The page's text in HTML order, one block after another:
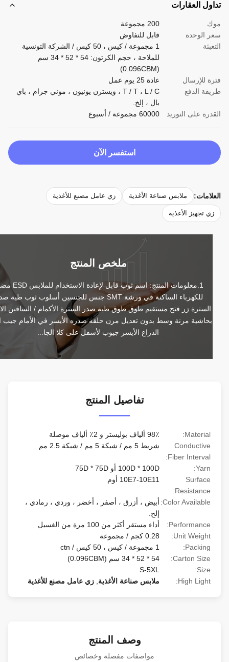
العقارات
الوحدة
قابل للتفاوض
1 مجموعة / كيس ، 50 كيس / الشركة التونسية
للملاحة ، حجم الكرتون: 54 * 52 * 34 سم
للإرسال
الدفع
T / T ، L / C ، ويسترن يونيون ، موني جرام ، باي
بال ، إلخ.
على التوريد
60000 مجموعة / أسبوع
استفسر الآن
ملابس صناعة الأغذية زي عامل مصنع للأغذية
تجهيز الأغذية
ملخص المنتج
1.معلومات المنتج: اسم ثوب قابل لإعادة الاستخدام للملابس ESD مضاد
للكهرباء الساكنة في ورشة SMT جنس للجنسين أسلوب ثوب طية صدر
السترة زر فتح مستقيم طوق طوق طية صدر السترة الأكمام / الساقين الانتهاء
الذراع الأيسر جيوب لأسفل على كلا الجا...
تفاصيل المنتج
Material:
Conductive
Fiber Interval:
شريط 5 مم / شبكة 5 مم / شبكة 2.5 مم
100D * 100D أو 75D * 75D
Surface
Resistance:
10E7-10E11 أوم
Color Available: أبيض ، أزرق ، أصفر ، أخضر ، وردي ، رمادي ،
Performance:
أداء مستقر أكثر من 100 مرة من الغسيل
Unit Weight:
0.28 كجم / مجموعة
Packing:
Carton Size:
54 * 52 * 34 سم (0.096CBM)
S-5XL
High Light:
ملابس صناعة الأغذية,زي عامل مصنع للأغذية
وصف المنتج
مواصفات مفصلة وخصائص